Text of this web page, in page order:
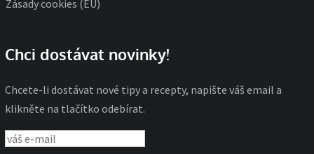
Zásady cookies (EU)
Chci dostávat novinky!
Chcete-li dostávat nové tipy a recepty, napište váš email a
klikněte na tlačítko odebírat.